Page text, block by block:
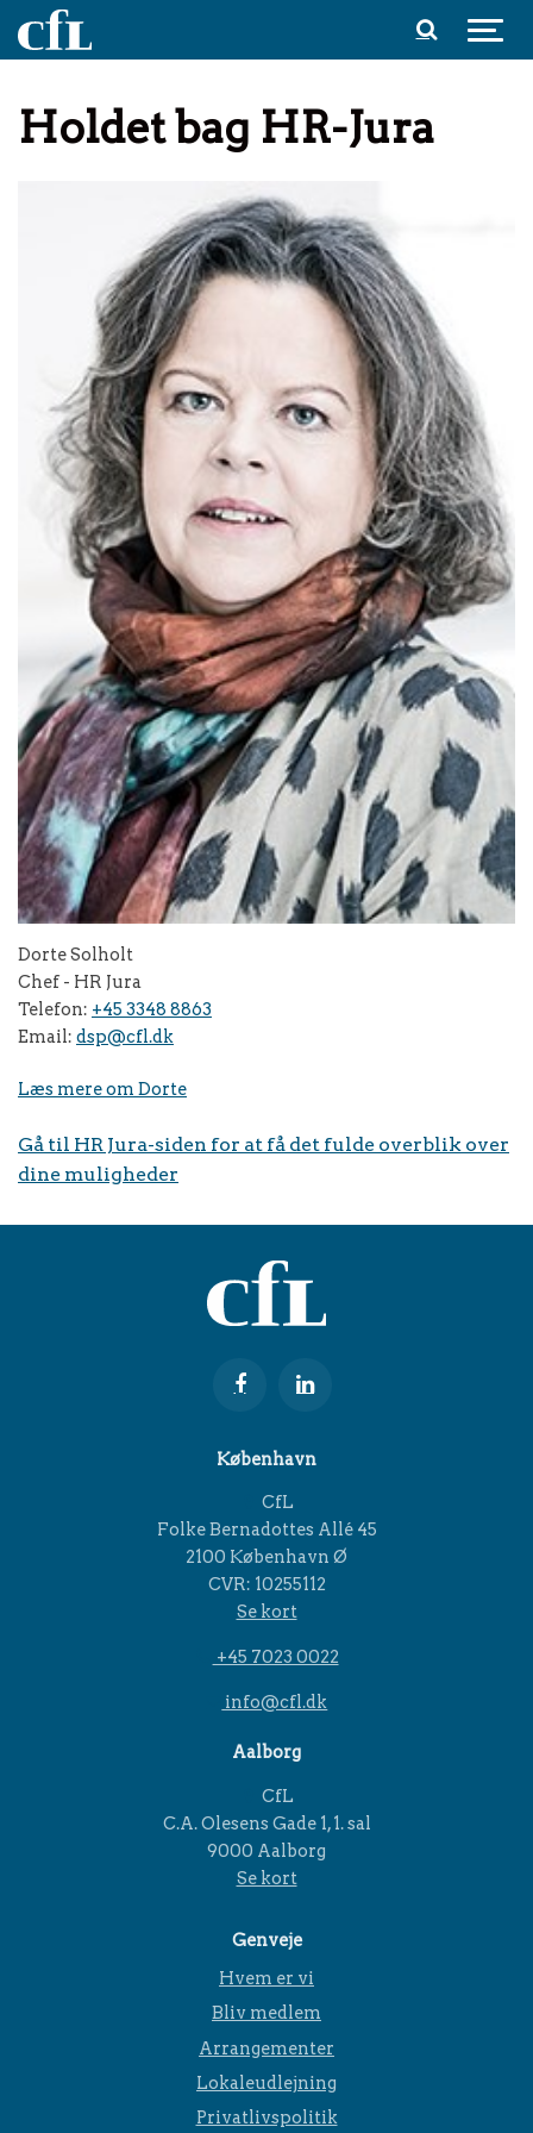
Spring til indhold
Holdet bag HR-Jura
Dorte Solholt
Chef - HR Jura
Telefon: +45 3348 8863
Email: dsp@cfl.dk
Læs mere om Dorte
Gå til HR Jura-siden for at få det fulde overblik over
dine muligheder
København
CfL
Folke Bernadottes Allé 45
2100 København Ø
CVR: 10255112
Se kort
+45 7023 0022
info@cfl.dk
Aalborg
CfL
C.A. Olesens Gade 1, 1. sal
9000 Aalborg
Se kort
Genveje
Hvem er vi
Bliv medlem
Arrangementer
Lokaleudlejning
Privatlivspolitik